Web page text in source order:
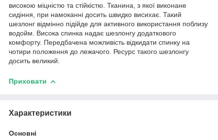
високою міцністю та стійкістю. Тканина, з якої виконане
сидіння, при намоканні досить швидко висихає. Такий
шезлонг відмінно підійде для активного використання поблизу
водойм. Висока спинка надає шезлонгу додаткового
комфорту. Передбачена можливість відкидати спинку на
чотири положення до лежачого. Ресурс такого шезлонгу
досить великий.
Приховати
Характеристики
Основні